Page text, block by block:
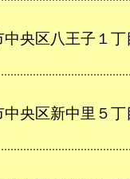
央区八王子１丁
央区新中里５丁